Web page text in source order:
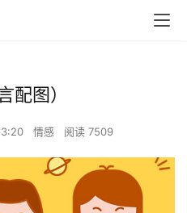
配图）
情感 阅读 7509